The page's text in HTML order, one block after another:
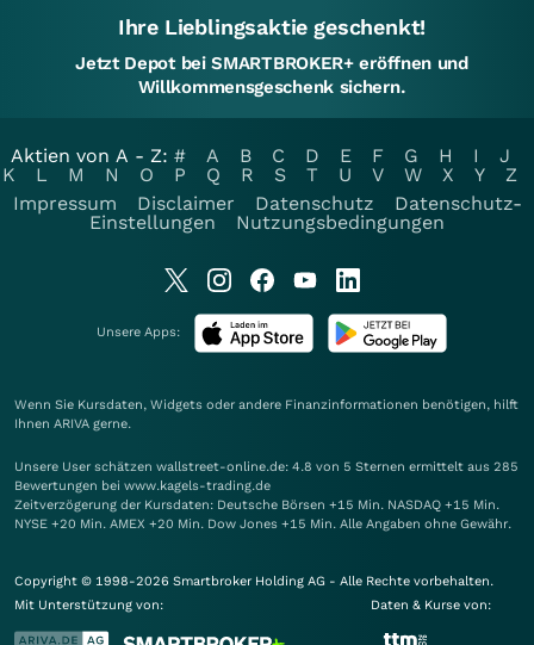
Ihre Lieblingsaktie geschenkt!
Jetzt Depot bei SMARTBROKER+ eröffnen und
Willkommensgeschenk sichern.
Aktien von A - Z: # A B C D E F G H I
J
K
L M N O P Q R S T U V W X Y
Z
Impressum
Disclaimer Datenschutz
Datenschutz-
Einstellungen
Nutzungsbedingungen
Unsere Apps:
Wenn Sie Kursdaten, Widgets oder andere Finanzinformationen benötigen, hilft
Ihnen ARIVA gerne.
Unsere User schätzen wallstreet-online.de: 4.8 von 5 Sternen ermittelt aus 285
Bewertungen bei www.kagels-trading.de
Zeitverzögerung der Kursdaten: Deutsche Börsen +15 Min. NASDAQ +15 Min.
NYSE +20 Min. AMEX +20 Min. Dow Jones +15 Min. Alle Angaben ohne Gewähr.
Copyright © 1998-2026 Smartbroker Holding AG - Alle Rechte vorbehalten.
Mit Unterstützung von:
Daten & Kurse von: